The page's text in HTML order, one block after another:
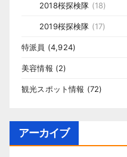
2018桜探検隊 (18)
2019桜探検隊 (17)
特派員 (4,924)
美容情報 (2)
観光スポット情報 (72)
アーカイブ